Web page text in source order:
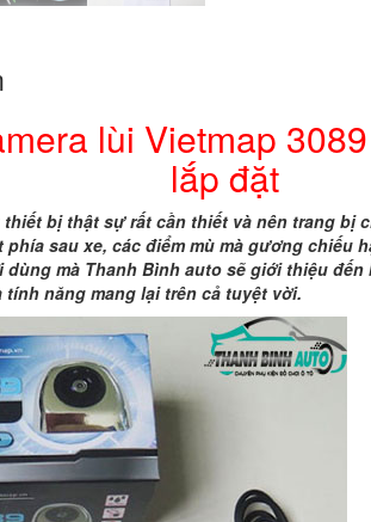
số
lượng
lùi Vietmap
lắp đặt
bị thật sự rất cần thiết và nên trang bị
sau xe, các điểm mù mà gương chiếu
mà Thanh Bình auto sẽ giới thiệu đến
năng mang lại trên cả tuyệt vời.